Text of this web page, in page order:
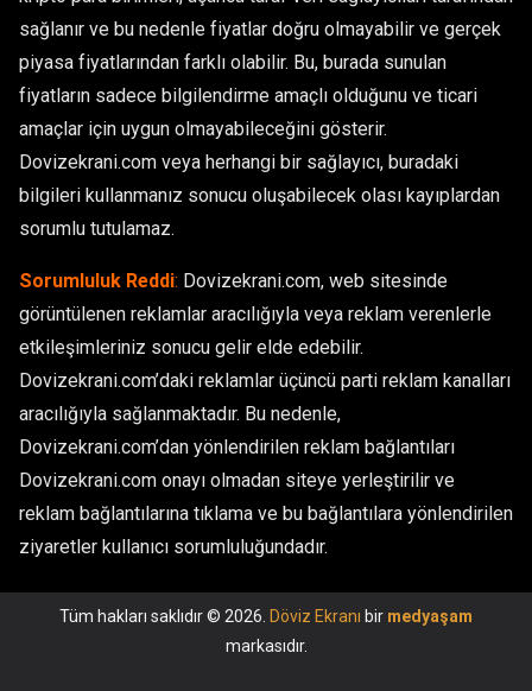
sağlanır ve bu nedenle fiyatlar doğru olmayabilir ve gerçek
piyasa fiyatlarından farklı olabilir. Bu, burada sunulan
fiyatların sadece bilgilendirme amaçlı olduğunu ve ticari
amaçlar için uygun olmayabileceğini gösterir.
Dovizekrani.com veya herhangi bir sağlayıcı, buradaki
bilgileri kullanmanız sonucu oluşabilecek olası kayıplardan
sorumlu tutulamaz.
Sorumluluk Reddi: Dovizekrani.com, web sitesinde
görüntülenen reklamlar aracılığıyla veya reklam verenlerle
etkileşimleriniz sonucu gelir elde edebilir.
Dovizekrani.com’daki reklamlar üçüncü parti reklam kanalları
aracılığıyla sağlanmaktadır. Bu nedenle,
Dovizekrani.com’dan yönlendirilen reklam bağlantıları
Dovizekrani.com onayı olmadan siteye yerleştirilir ve
reklam bağlantılarına tıklama ve bu bağlantılara yönlendirilen
ziyaretler kullanıcı sorumluluğundadır.
Tüm hakları saklıdır © 2026. Döviz Ekranı bir medyaşam
markasıdır.